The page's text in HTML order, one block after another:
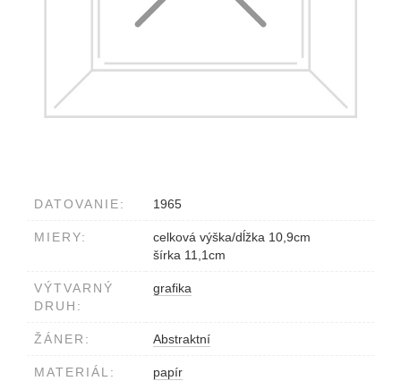
DATOVANIE: 1965
MIERY:
celková výška/dĺžka 10,9cm
šírka 11,1cm
VÝTVARNÝ
DRUH:
grafika
ŽÁNER: Abstraktní
MATERIÁL: papír